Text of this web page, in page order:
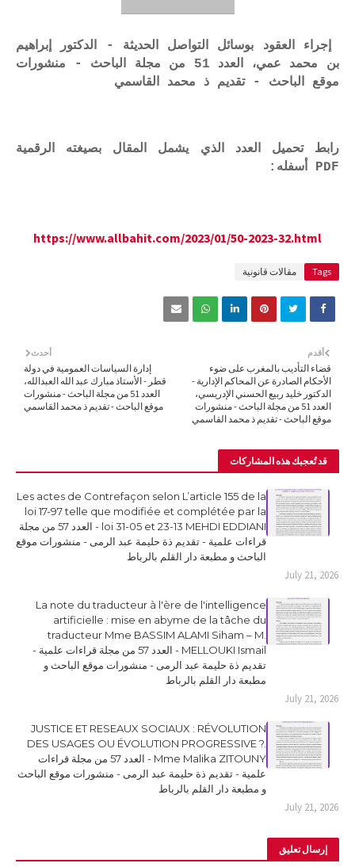
إجراء العقود بوسائل التواصل الحديثة - الدكتور إبراهيم
بن محمد عمي، العدد 51 من مجلة الباحث - منشورات
موقع الباحث - تقديم ذ محمد القاسمي
رابط تحميل العدد الذي يشمل المقال بصيغته الرقمية
PDF أسفله:
https://www.allbahit.com/2023/01/50-2023-32.html
Tags مقالات قانونية
أحدث
إدارة السياسات العمومية في دولة
قطر - الأستاذ مبارك عبد الله العبدالله،
العدد 51 من مجلة الباحث - منشورات
موقع الباحث - تقديم ذ محمد القاسمي
أقدم
قضاء التأديب بالمغرب على ضوء
الأحكام الصادرة عن المحاكم الإدارية -
الدكتور خليد ربيع الحسني الإدريسي،
العدد 51 من مجلة الباحث - منشورات
موقع الباحث - تقديم ذ محمد القاسمي
قد تُعجبك هذه المشاركات
Les actes de Contrefaçon selon L’article 155 de la
loi 17-97 telle que modifiée et complétée par la
loi 31-05 et 23-13 MEHDI EDDIANI - العدد 57 من مجلة
قراءات علمية - تقديم ذة حليمة عبد الرمى - منشورات موقع
الباحث و مطبعة دار القلم بالرباط
July 21, 2026
La note du traducteur à l'ère de l'intelligence
artificielle : mise en abyme de la tâche du
traducteur Mme BASSIM ALAMI Siham – M.
MELLOUKI Ismail - العدد 57 من مجلة قراءات علمية -
تقديم ذة حليمة عبد الرمى - منشورات موقع الباحث و
مطبعة دار القلم بالرباط
July 21, 2026
JUSTICE ET RESEAUX SOCIAUX : RÉVOLUTION
DES USAGES OU ÉVOLUTION PROGRESSIVE ?.
Mme Malika ZITOUNY - العدد 57 من مجلة قراءات
علمية - تقديم ذة حليمة عبد الرمى - منشورات موقع الباحث
و مطبعة دار القلم بالرباط
July 21, 2026
إرسال تعليق